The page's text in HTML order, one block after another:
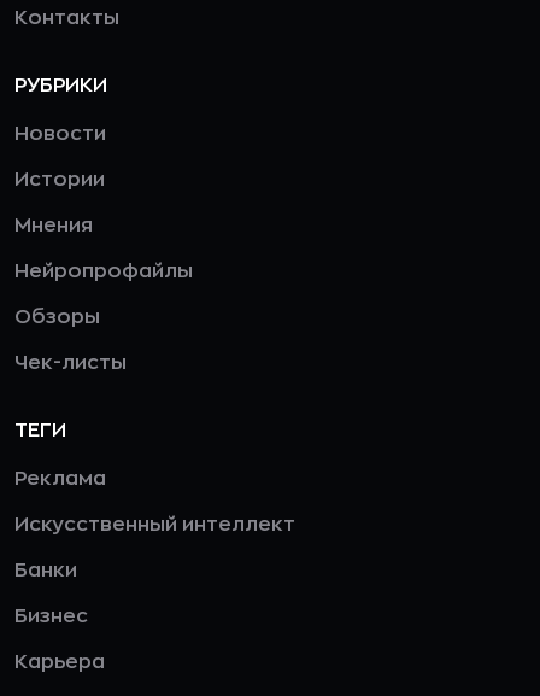
Контакты
РУБРИКИ
Новости
Истории
Мнения
Нейропрофайлы
Обзоры
Чек-листы
ТЕГИ
Реклама
Искусственный интеллект
Банки
Бизнес
Карьера